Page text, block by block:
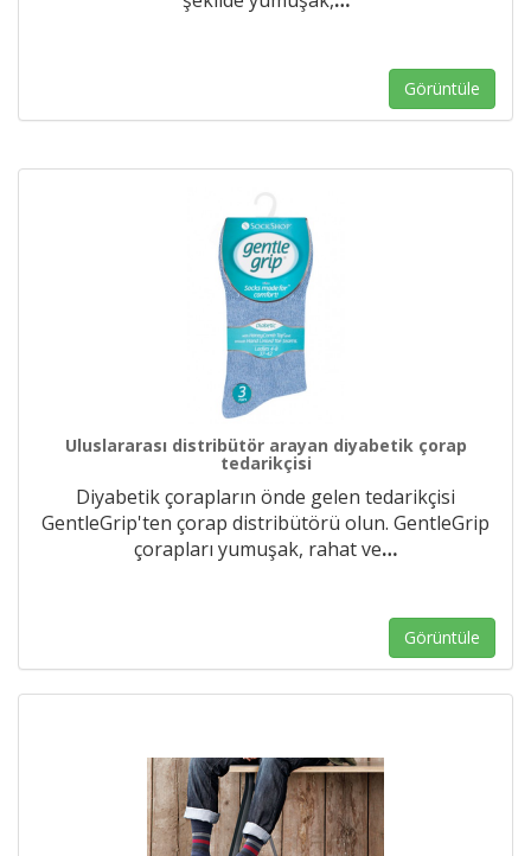
Görüntüle
Uluslararası distribütör arayan diyabetik çorap
tedarikçisi
Diyabetik çorapların önde gelen tedarikçisi
GentleGrip'ten çorap distribütörü olun. GentleGrip
çorapları yumuşak, rahat ve…
Görüntüle